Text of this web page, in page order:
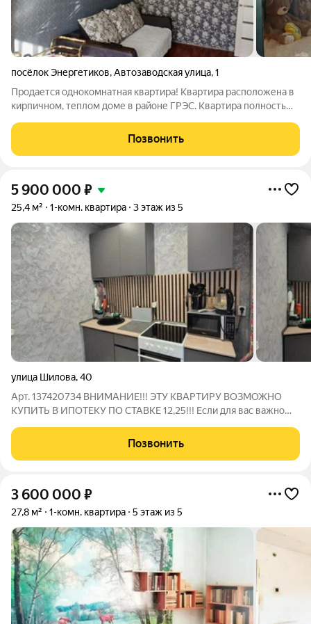
посёлок Энергетиков,Автозаводская улица,1
Продается однокомнатная квартира! Квартира расположена в
кирпичном, теплом доме в районе ГРЭС. Квартира полностью
поклейкой новых обоев и монтажом практичных натяжных
потолков. Установлены
Позвонить
5 900 000 ₽
25,4 м² 1-комн. квартира 3 этаж из 5
улица Шилова,40
Арт. 137420734 ВHИМАНИЕ!!! ЭТУ КВАPТИPУ ВОЗMОЖHО
КУПИТЬ B ИПOTEKУ ПO СТАВKЕ 12,25!!! Если для вac вaжнo
этo предлoжeние для Вaс! Идeальный ваpиaнт как для
нeбoльшoй cемьи, студентов, так и для
Позвонить
3 600 000 ₽
27,8 м² 1-комн. квартира 5 этаж из 5